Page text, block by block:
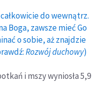
do wewnątrz.
Boga, zawsze mieć Go
o sobie, aż znajdzie
Rozwój duchowy)
i mszy wyniosła 5,9